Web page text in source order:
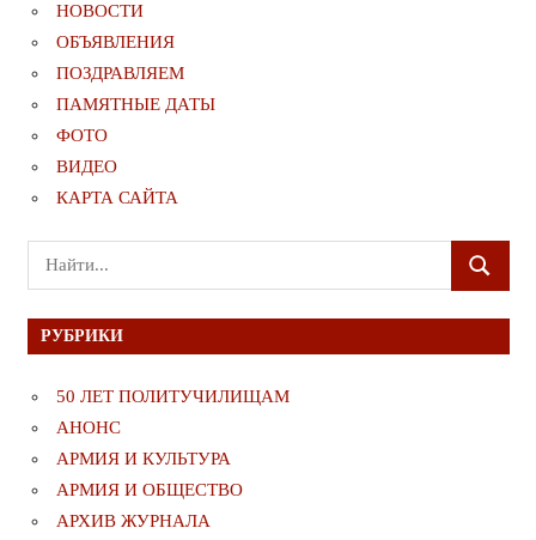
НОВОСТИ
ОБЪЯВЛЕНИЯ
ПОЗДРАВЛЯЕМ
ПАМЯТНЫЕ ДАТЫ
ФОТО
ВИДЕО
КАРТА САЙТА
Поиск
для:
ПОИСК
РУБРИКИ
50 ЛЕТ ПОЛИТУЧИЛИЩАМ
АНОНС
АРМИЯ И КУЛЬТУРА
АРМИЯ И ОБЩЕСТВО
АРХИВ ЖУРНАЛА